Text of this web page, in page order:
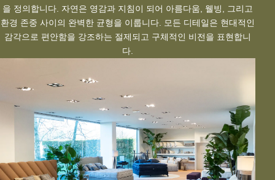
을 정의합니다. 자연은 영감과 지침이 되어 아름다움, 웰빙, 그리고
환경 존중 사이의 완벽한 균형을 이룹니다. 모든 디테일은 현대적인
감각으로 편안함을 강조하는 절제되고 구체적인 비전을 표현합니
다.